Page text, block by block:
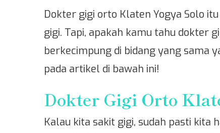
Dokter gigi orto Klaten Yogya Solo
gigi. Tapi, apakah kamu tahu dokter
berkecimpung di bidang yang sama
pada artikel di bawah ini!
Dokter Gigi Orto
Kalau kita sakit gigi, sudah pasti kita